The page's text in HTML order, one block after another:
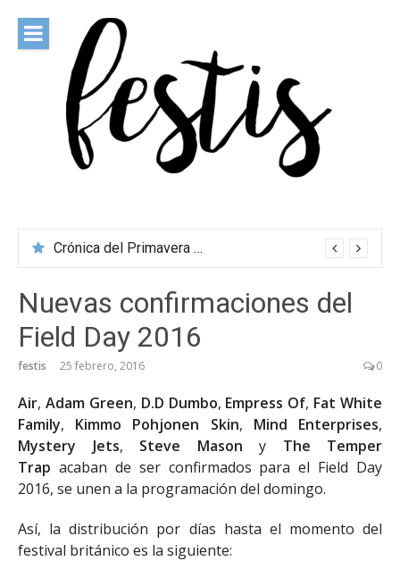
contenido
Crónica del Primavera Sound Porto 2026
Nuevas confirmaciones del
Field Day 2016
festis 25 febrero, 2016 0
Air, Adam Green, D.D Dumbo, Empress Of, Fat White
Family, Kimmo Pohjonen Skin, Mind Enterprises,
Mystery Jets, Steve Mason y The Temper
Trap acaban de ser confirmados para el Field Day
2016, se unen a la programación del domingo.
Así, la distribución por días hasta el momento del
festival británico es la siguiente: